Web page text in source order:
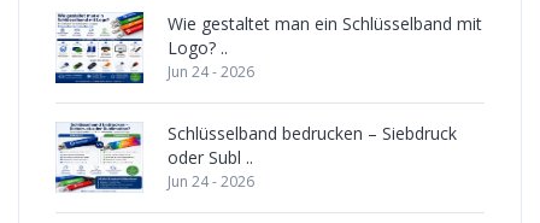
Wie gestaltet man ein Schlüsselband mit
Logo? ..
Jun 24 - 2026
Schlüsselband bedrucken – Siebdruck
oder Subl ..
Jun 24 - 2026